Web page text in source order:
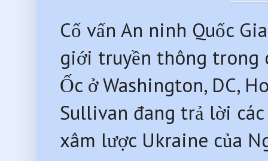
Cố vấn An ninh Quốc
giới truyền thông trong
Ốc ở Washington, DC,
Sullivan đang trả lời các
xâm lược Ukraine của